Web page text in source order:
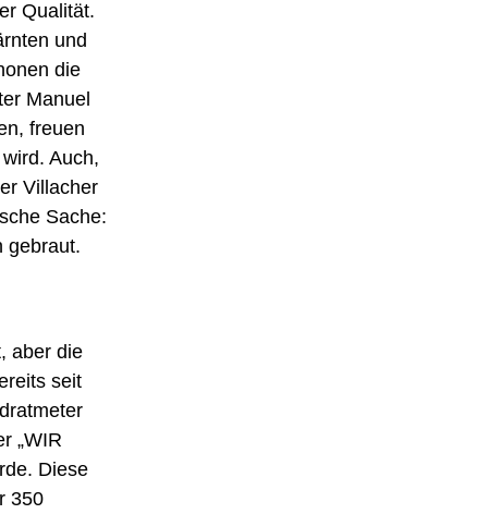
Qualität.
und
die
Manuel
freuen
Auch,
Villacher
Sache:
gebraut.
aber die
seit
„WIR
Diese
350